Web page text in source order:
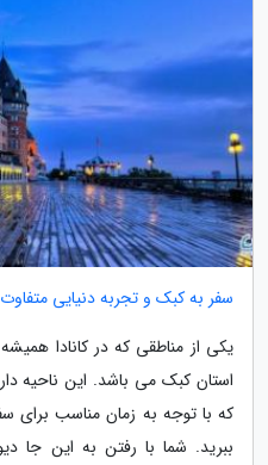
سفر به کبک و تجربه دنیایی
یکی از مناطقی که در کانادا
استان کبک می باشد. این ناحیه
که با توجه به زمان مناسب برای
ببرید. شما با رفتن به این جا